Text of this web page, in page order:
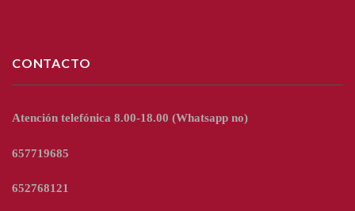
CONTACTO
Atención telefónica 8.00-18.00 (Whatsapp no)
657719685
652768121